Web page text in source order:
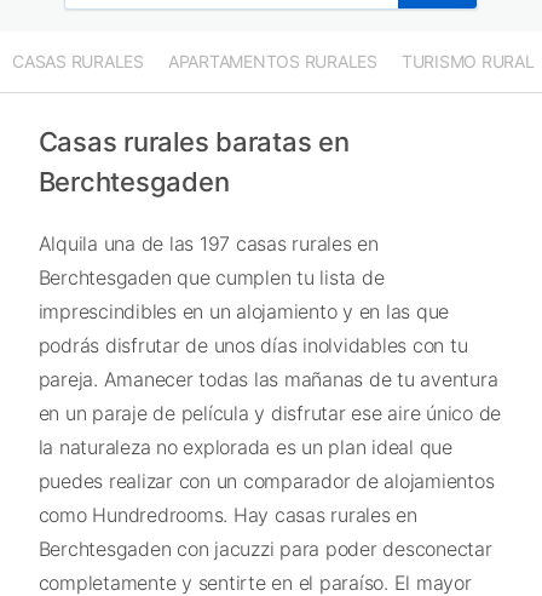
CASAS RURALES APARTAMENTOS RURALES TURISMO RURAL
Casas rurales baratas en
Berchtesgaden
Alquila una de las 197 casas rurales en
Berchtesgaden que cumplen tu lista de
imprescindibles en un alojamiento y en las que
podrás disfrutar de unos días inolvidables con tu
pareja. Amanecer todas las mañanas de tu aventura
en un paraje de película y disfrutar ese aire único de
la naturaleza no explorada es un plan ideal que
puedes realizar con un comparador de alojamientos
como Hundredrooms. Hay casas rurales en
Berchtesgaden con jacuzzi para poder desconectar
completamente y sentirte en el paraíso. El mayor